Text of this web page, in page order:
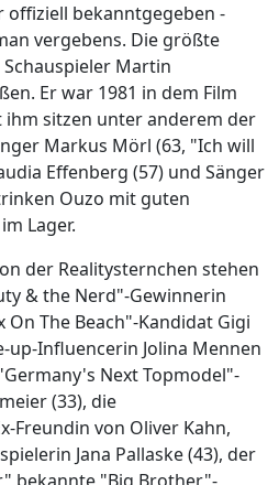
offiziell bekanntgegeben -
vergebens. Die größte
Martin
Er war 1981 in dem Film
ihm sitzen unter anderem der
Markus Mörl (63, "Ich will
Effenberg (57) und Sänger
Ouzo mit guten
Lager.
der Realitysternchen stehen
& the Nerd"-Gewinnerin
On The Beach"-Kandidat Gigi
up-Influencerin Jolina Mennen
Next Topmodel"-
(33), die
Freundin von Oliver Kahn,
Jana Pallaske (43), der